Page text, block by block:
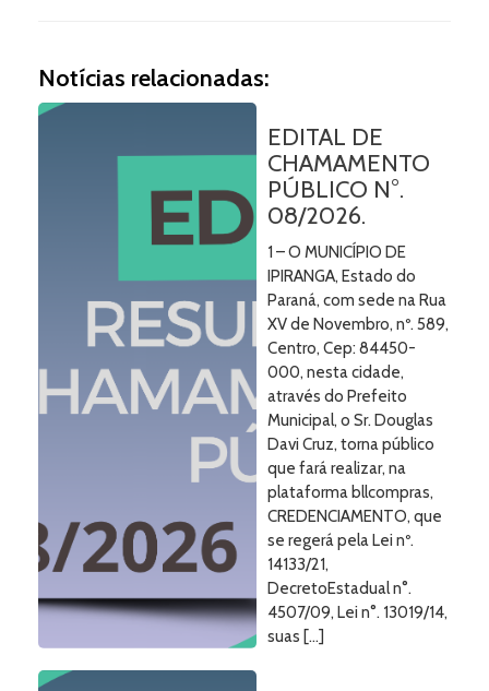
Notícias relacionadas:
EDITAL DE
CHAMAMENTO
PÚBLICO N°.
08/2026.
1 – O MUNICÍPIO DE
IPIRANGA, Estado do
Paraná, com sede na Rua
XV de Novembro, nº. 589,
Centro, Cep: 84450-
000, nesta cidade,
através do Prefeito
Municipal, o Sr. Douglas
Davi Cruz, torna público
que fará realizar, na
plataforma bllcompras,
CREDENCIAMENTO, que
se regerá pela Lei nº.
14133/21,
DecretoEstadual n°.
4507/09, Lei n°. 13019/14,
suas […]